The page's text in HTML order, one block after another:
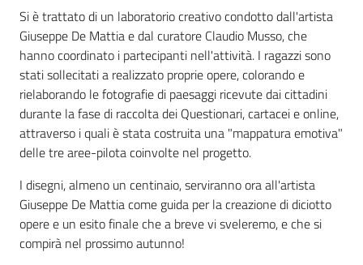
Territorio
Argomenti
Novità
Servizi
Leggi Atti Bandi
Si è trattato di un laboratorio creativo condotto dall'artista
Giuseppe De Mattia e dal curatore Claudio Musso, che
hanno coordinato i partecipanti nell'attività. I ragazzi sono
stati sollecitati a realizzato proprie opere, colorando e
rielaborando le fotografie di paesaggi ricevute dai cittadini
durante la fase di raccolta dei Questionari, cartacei e online,
attraverso i quali è stata costruita una "mappatura emotiva"
delle tre aree-pilota coinvolte nel progetto.
I disegni, almeno un centinaio, serviranno ora all'artista
Giuseppe De Mattia come guida per la creazione di diciotto
opere e un esito finale che a breve vi sveleremo, e che si
compirà nel prossimo autunno!